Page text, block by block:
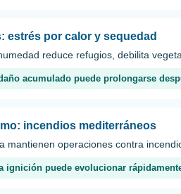
estrés por calor y sequedad
reduce refugios, debilita
acumulado puede prolongarse
incendios mediterráneos
mantienen operaciones contra
ignición puede evolucionar